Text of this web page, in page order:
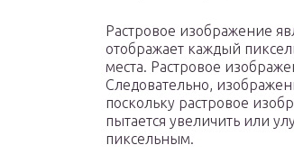
Растровое изображение
отображает каждый
места. Растровое
Следовательно,
поскольку растровое
пытается увеличить или
пиксельным.